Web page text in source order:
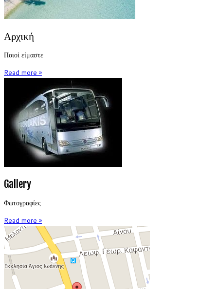
Αρχική
Ποιοί είμαστε
Read more »
Gallery
Φωτογραφίες
Read more »